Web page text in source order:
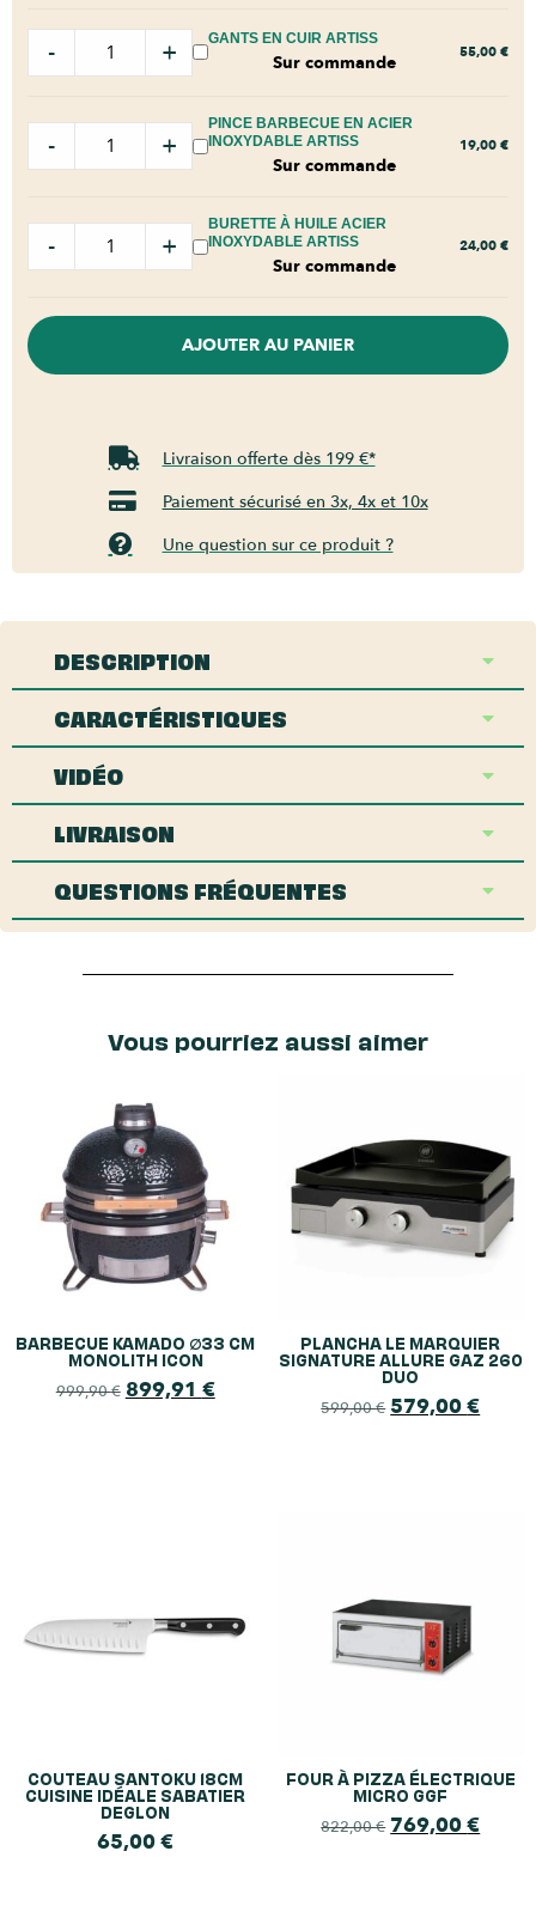
GANTS EN CUIR ARTISS
Sur commande
- + 55,00 €
PINCE BARBECUE EN ACIER
INOXYDABLE ARTISS
Sur commande
- + 19,00 €
BURETTE À HUILE ACIER
INOXYDABLE ARTISS
Sur commande
- + 24,00 €
AJOUTER AU PANIER
Livraison offerte dès 199 €*
Paiement sécurisé en 3x, 4x et 10x
Une question sur ce produit ?
DESCRIPTION
CARACTÉRISTIQUES
VIDÉO
LIVRAISON
QUESTIONS FRÉQUENTES
Vous pourriez aussi aimer
BARBECUE KAMADO ∅33 CM
MONOLITH ICON
999,90€ 899,91 €
PLANCHA LE MARQUIER
SIGNATURE ALLURE GAZ 260
DUO
599,00€ 579,00€
COUTEAU SANTOKU 18CM
CUISINE IDÉALE SABATIER
DEGLON
65,00€
FOUR À PIZZA ÉLECTRIQUE
MICRO GGF
822,00€ 769,00€